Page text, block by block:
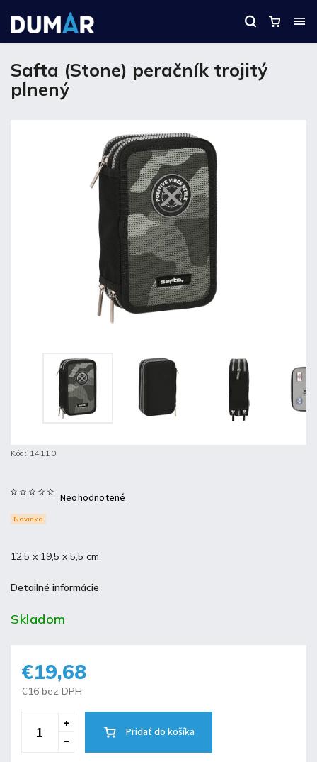
Safta (Stone) peračník trojitý
plnený
Kód: 14110
Novinka
Neohodnotené
12,5 x 19,5 x 5,5 cm
Detailné informácie
Skladom
€19,68
€16 bez DPH
Pridať do košíka